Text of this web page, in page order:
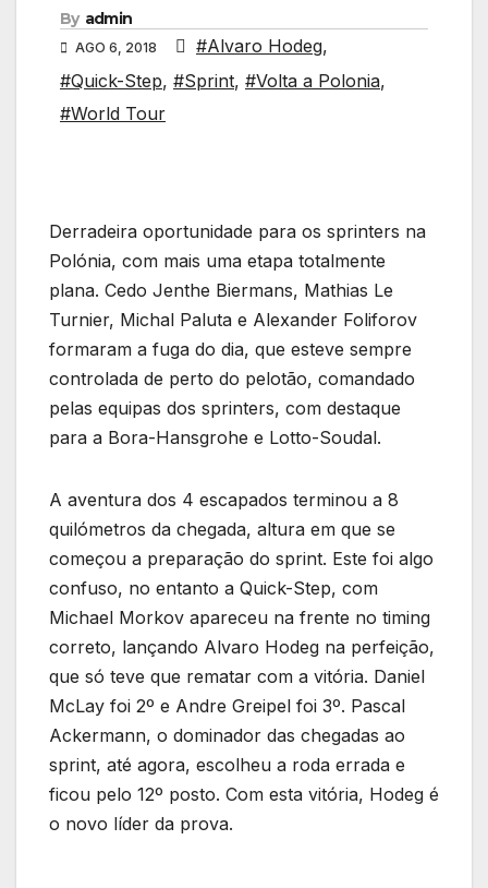
By admin
AGO 6, 2018 #Alvaro Hodeg,
#Quick-Step, #Sprint, #Volta a Polonia,
#World Tour
Derradeira oportunidade para os sprinters na
Polónia, com mais uma etapa totalmente
plana. Cedo Jenthe Biermans, Mathias Le
Turnier, Michal Paluta e Alexander Foliforov
formaram a fuga do dia, que esteve sempre
controlada de perto do pelotão, comandado
pelas equipas dos sprinters, com destaque
para a Bora-Hansgrohe e Lotto-Soudal.
A aventura dos 4 escapados terminou a 8
quilómetros da chegada, altura em que se
começou a preparação do sprint. Este foi algo
confuso, no entanto a Quick-Step, com
Michael Morkov apareceu na frente no timing
correto, lançando Alvaro Hodeg na perfeição,
que só teve que rematar com a vitória. Daniel
McLay foi 2º e Andre Greipel foi 3º. Pascal
Ackermann, o dominador das chegadas ao
sprint, até agora, escolheu a roda errada e
ficou pelo 12º posto. Com esta vitória, Hodeg é
o novo líder da prova.